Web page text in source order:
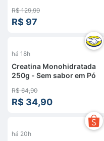
R$ 129,99
R$ 97
há 18h
Creatina Monohidratada
250g - Sem sabor em Pó
R$ 64,90
R$ 34,90
-59
há 20h